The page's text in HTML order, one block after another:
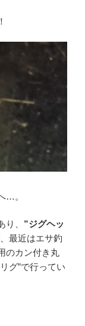
…。
、 ”ジグヘッ
最近はエサ釣
のカン付き丸
グ”で行ってい